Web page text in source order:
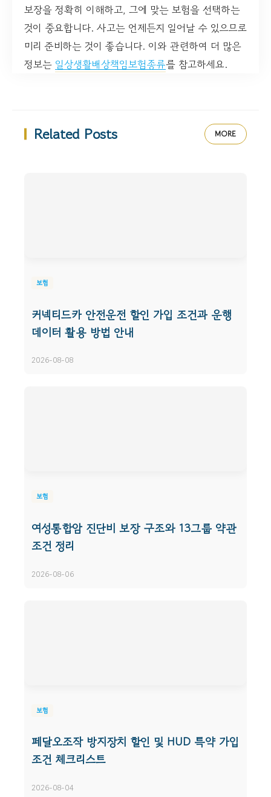
보장을 정확히 이해하고, 그에 맞는 보험을 선택하는
것이 중요합니다. 사고는 언제든지 일어날 수 있으므로
미리 준비하는 것이 좋습니다. 이와 관련하여 더 많은
정보는 일상생활배상책임보험종류를 참고하세요.
Related Posts MORE
보험
커넥티드카 안전운전 할인 가입 조건과 운행
데이터 활용 방법 안내
2026-08-08
보험
여성통합암 진단비 보장 구조와 13그룹 약관
조건 정리
2026-08-06
보험
페달오조작 방지장치 할인 및 HUD 특약 가입
조건 체크리스트
2026-08-04